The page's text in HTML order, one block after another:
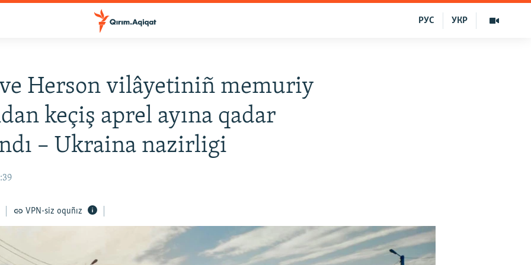
УКР
РУС
ve Herson vilâyetiniñ memuriy
keçiş aprel ayına qadar
– Ukraina nazirligi
VPN-siz oquñız